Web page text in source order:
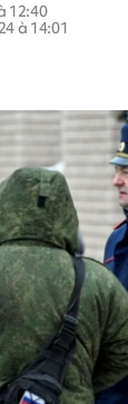
12:40
à 14:01